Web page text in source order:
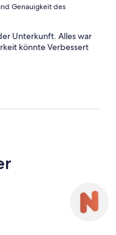
Genauigkeit des
Unterkunft. Alles war
könnte Verbessert